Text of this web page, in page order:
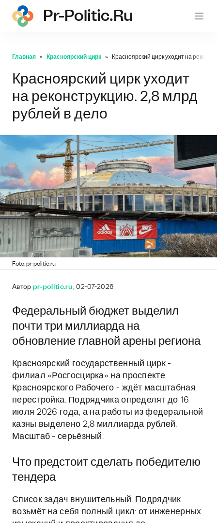
pr-
Pr-Politic.ru
Главная Красноярский цирк Красноярский цирк уходит на
Красноярский цирк уходит
на реконструкцию. 2,8 млрд
рублей в дело
Foto: pr-politic.ru
Автор pr-politic.ru , 02-07-2026
Федеральный бюджет выделил
почти три миллиарда на
обновление главной арены региона
Красноярский государственный цирк -
филиал «Росгосцирка» на проспекте
Красноярского Рабочего - ждёт масштабная
перестройка. Подрядчика определят до 16
июля 2026 года, а на работы из федеральной
казны выделено 2,8 миллиарда рублей.
Масштаб - серьёзный.
Что предстоит сделать победителю
тендера
Список задач внушительный. Подрядчик
возьмёт на себя полный цикл: от инженерных